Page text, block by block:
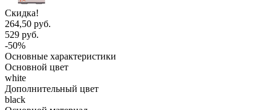
Скидка!
264,50 руб.
529 руб.
-50%
Основные характеристики
Основной цвет
white
Дополнительный цвет
black